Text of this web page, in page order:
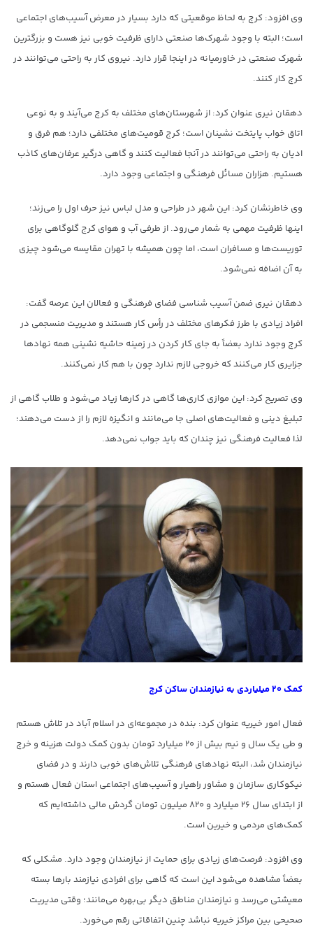
وی افزود: کرج به لحاظ موقعیتی که دارد بسیار در معرض آسیب‌های اجتماعی
است؛ البته با وجود شهرک‌ها صنعتی دارای ظرفیت خوبی نیز هست و بزرگترین
شهرک صنعتی در خاورمیانه در اینجا قرار دارد. نیروی کار به راحتی می‌توانند در
کرج کار کنند.
دهقان نیری عنوان کرد: از شهرستان‌های مختلف به کرج می‌آیند و به نوعی
اتاق خواب پایتخت نشینان است؛ کرج قومیت‌های مختلفی دارد؛ هم فرق و
ادیان به راحتی می‌توانند در آنجا فعالیت کنند و گاهی درگیر عرفان‌های کاذب
هستیم. هزاران مسائل فرهنگی و اجتماعی وجود دارد.
وی خاطرنشان کرد: این شهر در طراحی و مدل لباس نیز حرف اول را می‌زند؛
اینها ظرفیت مهمی به شمار می‌رود. از طرفی آب و هوای کرج گلوگاهی برای
توریست‌ها و مسافران است، اما چون همیشه با تهران مقایسه می‌شود چیزی
به آن اضافه نمی‌شود.
دهقان نیری ضمن آسیب شناسی فضای فرهنگی و فعالان این عرصه گفت:
افراد زیادی با طرز فکرهای مختلف در رأس کار هستند و مدیریت منسجمی در
کرج وجود ندارد بعضاً به جای کار کردن در زمینه حاشیه نشینی همه نهادها
جزایری کار می‌کنند که خروجی لازم ندارد چون با هم کار نمی‌کنند.
وی تصریح کرد: این موازی کاری‌ها گاهی در کارها زیاد می‌شود و طلاب گاهی از
تبلیغ دینی و فعالیت‌های اصلی جا می‌مانند و انگیزه لازم را از دست می‌دهند؛
لذا فعالیت فرهنگی نیز چندان که باید جواب نمی‌دهد.
کمک ۲۰ میلیاردی به نیازمندان ساکن کرج
فعال امور خیریه عنوان کرد: بنده در مجموعه‌ای در اسلام آباد در تلاش هستم
و طی یک سال و نیم بیش از ۲۰ میلیارد تومان بدون کمک دولت هزینه و خرج
نیازمندان شد، البته نهادهای فرهنگی تلاش‌های خوبی دارند و در فضای
نیکوکاری سازمان و مشاور راهیار و آسیب‌های اجتماعی استان فعال هستم و
از ابتدای سال ۲۶ میلیارد و ۸۲۰ میلیون تومان گردش مالی داشته‌ایم که
کمک‌های مردمی و خیرین است.
وی افزود: فرصت‌های زیادی برای حمایت از نیازمندان وجود دارد. مشکلی که
بعضاً مشاهده می‌شود این است که گاهی برای افرادی نیازمند بارها بسته
معیشتی می‌رسد و نیازمندان مناطق دیگر بی‌بهره می‌مانند؛ وقتی مدیریت
صحیحی بین مراکز خیریه نباشد چنین اتفاقاتی رقم می‌خورد.